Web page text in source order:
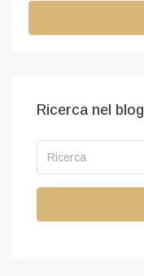
Ricerca nel blog